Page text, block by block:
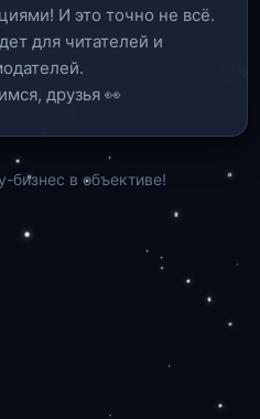
И это точно не всё.
для читателей и
друзья 👀
бизнес в объективе!